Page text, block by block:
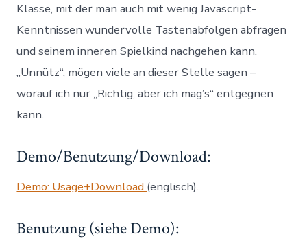
Klasse, mit der man auch mit wenig Javascript-
Kenntnissen wundervolle Tastenabfolgen abfragen
und seinem inneren Spielkind nachgehen kann.
„Unnütz“, mögen viele an dieser Stelle sagen –
worauf ich nur „Richtig, aber ich mag’s“ entgegnen
kann.
Demo/Benutzung/Download:
Demo: Usage+Download (englisch).
Benutzung (siehe Demo):